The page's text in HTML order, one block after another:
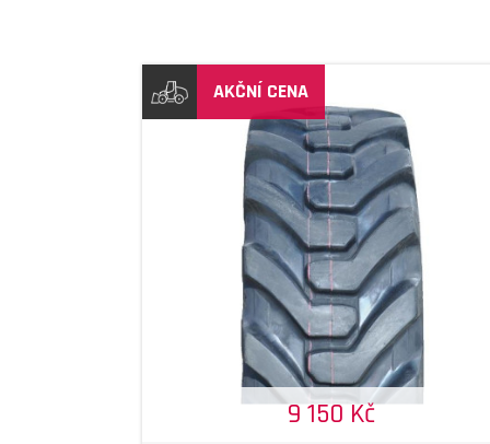
AKČNÍ CENA
9 150 Kč
DETAIL